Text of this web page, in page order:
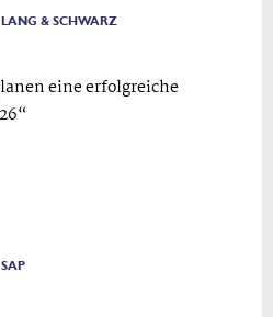
LANG & SCHWARZ
eine erfolgreiche
SAP